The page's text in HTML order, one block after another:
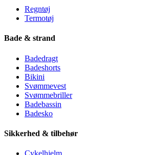
Regntøj
Termotøj
Bade & strand
Badedragt
Badeshorts
Bikini
Svømmevest
Svømmebriller
Badebassin
Badesko
Sikkerhed & tilbehør